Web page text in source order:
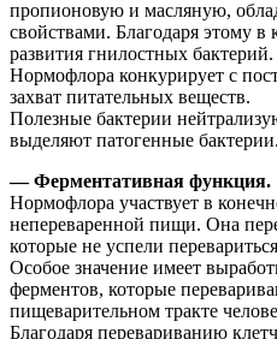
пропионовую и масляную,
свойствами. Благодаря этому
развития гнилостных бактерий.
Нормофлора конкурирует с
захват питательных веществ.
Полезные бактерии
выделяют патогенные бактерии.
— Ферментативная функция.
Нормофлора участвует в
непереваренной пищи. Она
которые не успели
Особое значение имеет
ферментов, которые
пищеварительном тракте
Благодаря перевариванию